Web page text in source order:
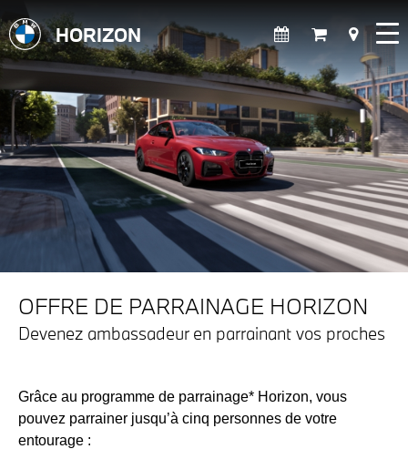
HORIZON
OFFRE DE PARRAINAGE HORIZON
Devenez ambassadeur en parrainant vos proches
Grâce au programme de parrainage* Horizon, vous
pouvez parrainer jusqu’à cinq personnes de votre
entourage :